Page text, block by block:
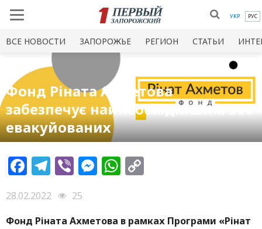
УКР РУС
ВСЕ НОВОСТИ ЗАПОРОЖЬЕ РЕГИОН СТАТЬИ
Фонд Ріната Ахметова
забезпечує найнеобхіднішим 500
евакуйованих
Facebook
Telegram
ViberMessenger
WhatsApp
28.02.2022
25
Фонд Ріната Ахметова в рамках Програми «Рінат